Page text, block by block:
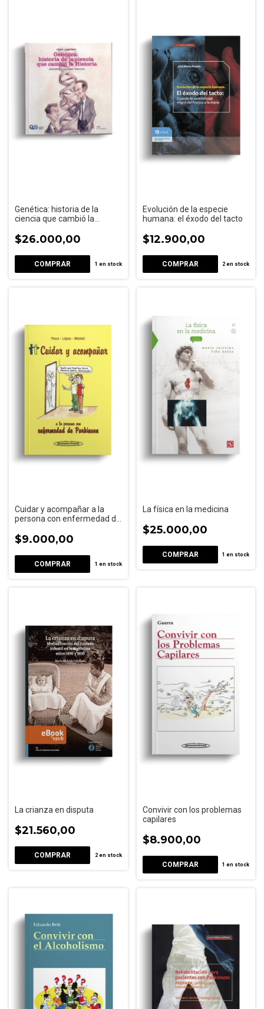
Genética: historia de la
ciencia que cambió la
$26.000,00
1 en stock
Evolución de la especie
humana: el éxodo del tacto
$12.900,00
2 en stock
Cuidar y acompañar a la
persona con enfermedad de
$9.000,00
1 en stock
La física en la medicina
$25.000,00
1 en stock
La crianza en disputa
$21.560,00
2en stock
Convivir con los problemas
capilares
$8.900,00
1 en stock